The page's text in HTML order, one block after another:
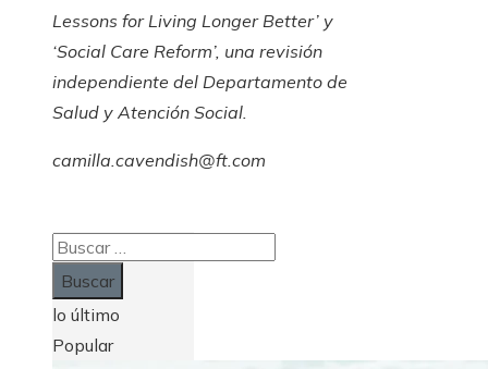
Lessons for Living Longer Better’ y
‘Social Care Reform’, una revisión
independiente del Departamento de
Salud y Atención Social.
camilla.cavendish@ft.com
Buscar:
lo último
Popular